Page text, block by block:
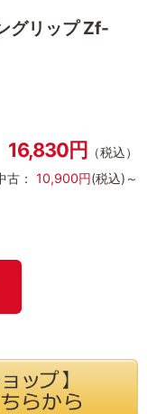
グリップ Zf-
16,830円
（税込）
古： 10,900円(税込)～